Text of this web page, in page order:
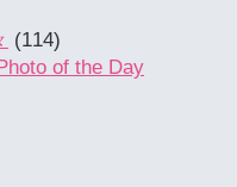
(114)
of the Day